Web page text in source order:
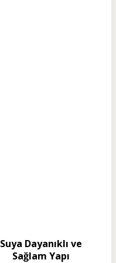
Suya Dayanıklı ve
Sağlam Yapı